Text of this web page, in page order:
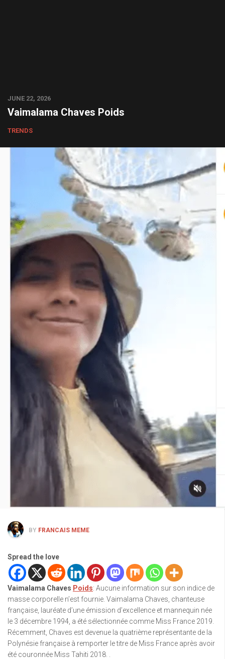
JUNE 22, 2026
Vaimalama Chaves Poids
TRENDS
BY FRANCAIS MEME
Spread the love
Vaimalama Chaves Poids: Aucune information sur son indice de
masse corporelle n’est fournie. Vaimalama Chaves, chanteuse
française, lauréate d’une émission d’excellence et mannequin née
le 3 décembre 1994, a été sélectionnée comme Miss France 2019.
Récemment, Chaves est devenue la quatrième représentante de la
Polynésie française à remporter le titre de Miss France après avoir
été couronnée Miss Tahiti 2018. .